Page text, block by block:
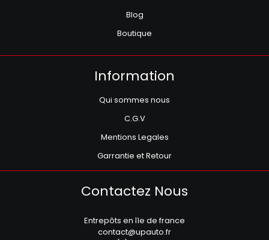
Blog
Boutique
Information
Qui sommes nous
C.G.V
Mentions Legales
Garrantie et Retour
Contactez Nous
Entrepôts en île de france
contact@upauto.fr